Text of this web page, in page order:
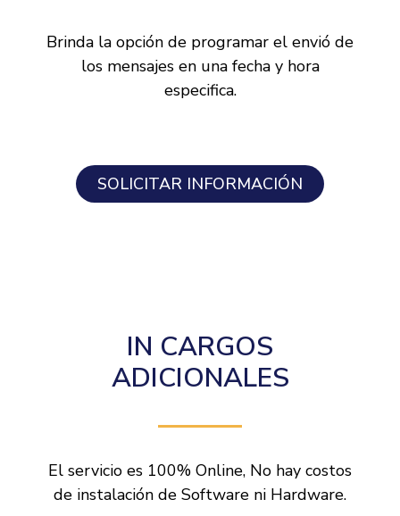
Brinda la opción de programar el envió de
los mensajes en una fecha y hora
especifica.
SOLICITAR INFORMACIÓN
IN CARGOS
ADICIONALES
El servicio es 100% Online, No hay costos
de instalación de Software ni Hardware.